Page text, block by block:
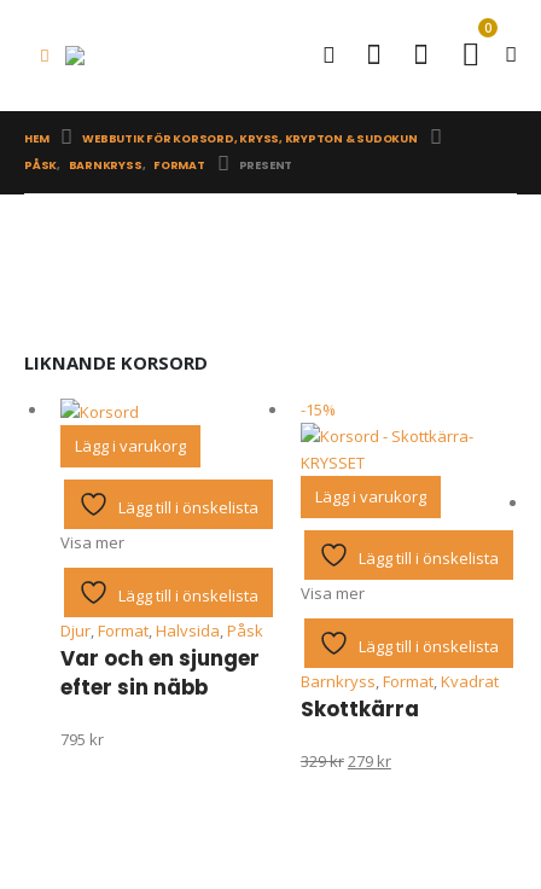
0
HEM
WEBBUTIK FÖR KORSORD, KRYSS, KRYPTON & SUDOKUN
PÅSK, BARNKRYSS, FORMAT PRESENT
LIKNANDE KORSORD
Lägg i varukorg
Lägg till i önskelista
Visa mer
Lägg till i önskelista
Djur,Format,Halvsida,Påsk
Var och en sjunger
efter sin näbb
795 kr
-15%
Lägg i varukorg
Lägg till i önskelista
Visa mer
Lägg till i önskelista
Barnkryss,Format,Kvadrat
Skottkärra
329krDet
279 krDet